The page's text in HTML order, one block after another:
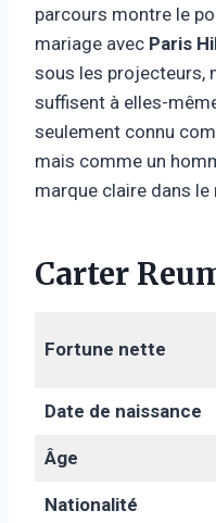
parcours montre le
mariage avec Paris
sous les projecteurs,
suffisent à elles-
seulement connu
mais comme un
marque claire dans le
Carter
Fortune nette
Date de naissance
Âge
Nationalité